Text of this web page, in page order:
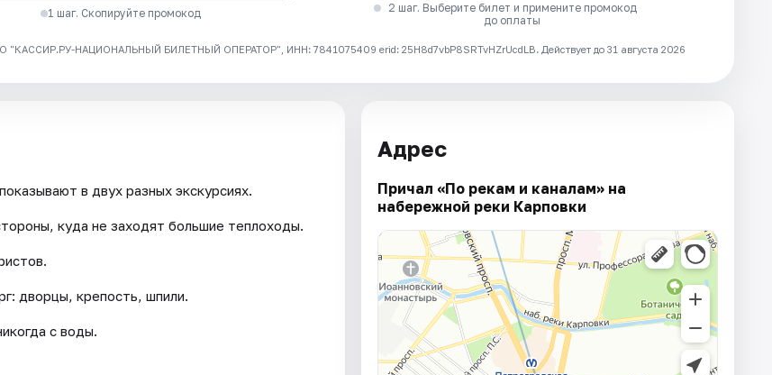
1 шаг. Скопируйте промокод
2 шаг. Выберите билет и примените промокод
до оплаты
"КАССИР.РУ-НАЦИОНАЛЬНЫЙ БИЛЕТНЫЙ ОПЕРАТОР", ИНН: 7841075409 erid: 25H8d7vbP8SRTvHZrUcdLB. Действует до 31 августа 2026
в двух разных экскурсиях.
куда не заходят большие теплоходы.
дворцы, крепость, шпили.
с воды.
Адрес
Причал «По рекам и каналам» на
набережной реки Карповки